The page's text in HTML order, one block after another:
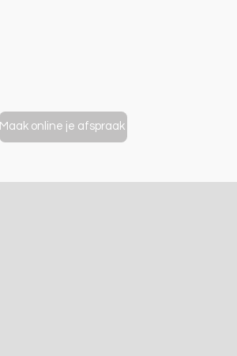
Maak online je afspraak